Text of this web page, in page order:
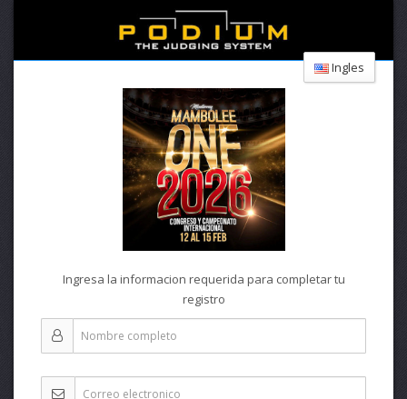
Ingles
Ingresa la informacion requerida para completar tu
registro